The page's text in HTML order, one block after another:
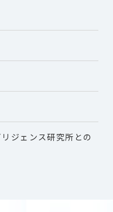
ジェンス研究所との